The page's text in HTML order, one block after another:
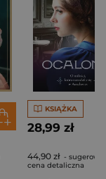
KSIĄŻKA
28,99 zł
44,90 zł -
cena detaliczna